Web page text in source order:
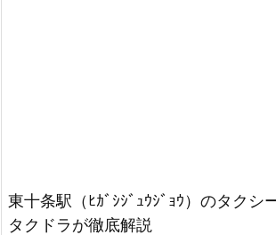
東十条駅（ﾋｶﾞｼｼﾞｭｳｼﾞｮｳ）のタクシ
タクドラが徹底解説